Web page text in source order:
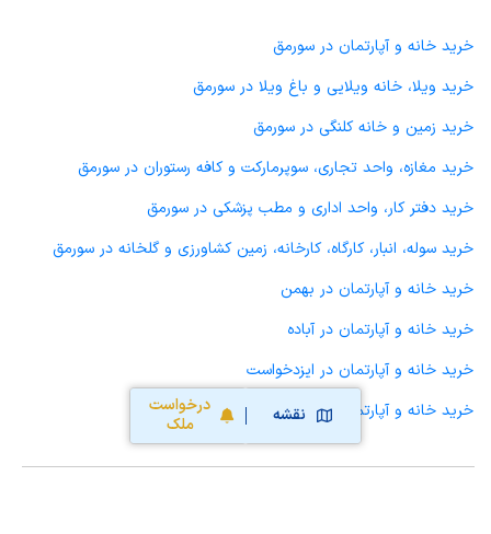
نقشه
درخواست
ملک
خرید خانه و آپارتمان در سورمق
خرید ویلا، خانه ویلایی و باغ ویلا در سورمق
خرید زمین و خانه کلنگی در سورمق
خرید مغازه، واحد تجاری، سوپرمارکت و کافه رستوران در سورمق
خرید دفتر کار، واحد اداری و مطب پزشکی در سورمق
خرید سوله، انبار، کارگاه، کارخانه، زمین کشاورزی و گلخانه در سورمق
خرید خانه و آپارتمان در بهمن
خرید خانه و آپارتمان در آباده
خرید خانه و آپارتمان در ایزدخواست
خرید خانه و آپارتمان در صغاد